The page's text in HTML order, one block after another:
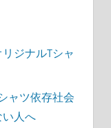
ジナルTシャ
ャツ依存社会
人へ